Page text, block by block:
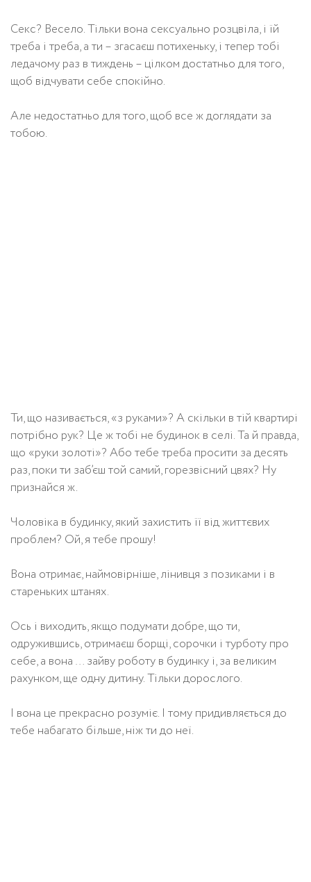
Секс? Весело. Тільки вона сексуально розцвіла, і їй
треба і треба, а ти – згасаєш потихеньку, і тепер тобі
ледачому раз в тиждень – цілком достатньо для того,
щоб відчувати себе спокійно.
Але недостатньо для того, щоб все ж доглядати за
тобою.
Ти, що називається, «з руками»? А скільки в тій квартирі
потрібно рук? Це ж тобі не будинок в селі. Та й правда,
що «руки золоті»? Або тебе треба просити за десять
раз, поки ти заб’єш той самий, горезвісний цвях? Ну
признайся ж.
Чоловіка в будинку, який захистить її від життєвих
проблем? Ой, я тебе прошу!
Вона отримає, наймовірніше, лінивця з позиками і в
стареньких штанях.
Ось і виходить, якщо подумати добре, що ти,
одружившись, отримаєш борщі, сорочки і турботу про
себе, а вона … зайву роботу в будинку і, за великим
рахунком, ще одну дитину. Тільки дорослого.
І вона це прекрасно розуміє. І тому придивляється до
тебе набагато більше, ніж ти до неї.